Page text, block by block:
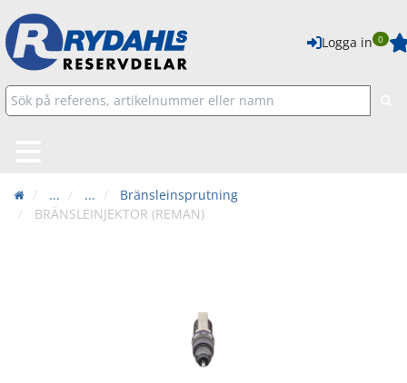
Logga in 0
... ...
Bränsleinsprutning
BRÄNSLEINJEKTOR (REMAN)